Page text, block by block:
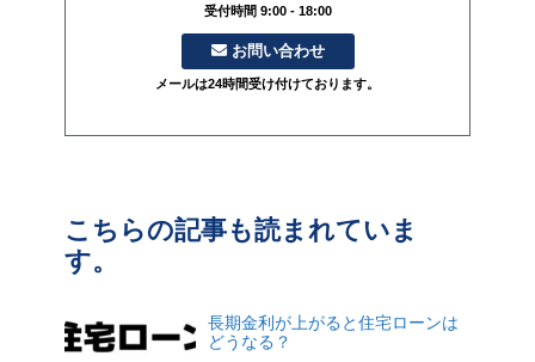
受付時間 9:00 - 18:00
お問い合わせ
メールは24時間受け付けております。
こちらの記事も読まれていま
す。
長期金利が上がると住宅ローンは
どうなる？